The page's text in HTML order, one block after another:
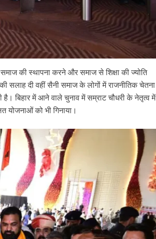
की स्थापना करने और समाज से ​शिक्षा की ज्योति
सलाह दी वहीं सैनी समाज के लोगों में राजनीतिक चेतना
है। बिहार में आने वाले चुनाव में सम्राट चौधरी के नेतृत्व में
योजनाओं को भी गिनाया।